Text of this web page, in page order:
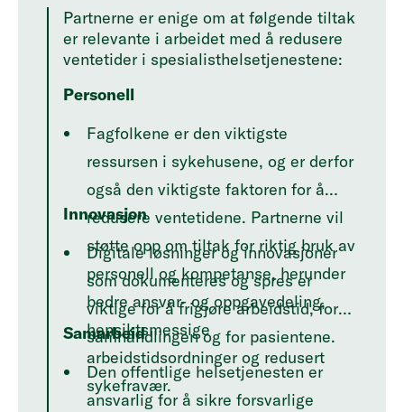
Partnerne er enige om at følgende tiltak
er relevante i arbeidet med å redusere
ventetider i spesialisthelsetjenestene:
Personell
Fagfolkene er den viktigste
ressursen i sykehusene, og er derfor
også den viktigste faktoren for å
redusere ventetidene. Partnerne vil
støtte opp om tiltak for riktig bruk av
personell og kompetanse, herunder
bedre ansvar- og oppgavedeling,
hensiktsmessige
arbeidstidsordninger og redusert
sykefravær.
Innovasjon
Digitale løsninger og innovasjoner
som dokumenteres og spres er
viktige for å frigjøre arbeidstid, for
samhandlingen og for pasientene.
Samarbeid
Den offentlige helsetjenesten er
ansvarlig for å sikre forsvarlige